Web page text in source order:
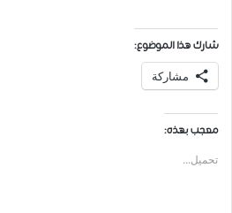
شارك هذا الموضوع:
مشاركة
معجب بهذه:
تحميل...